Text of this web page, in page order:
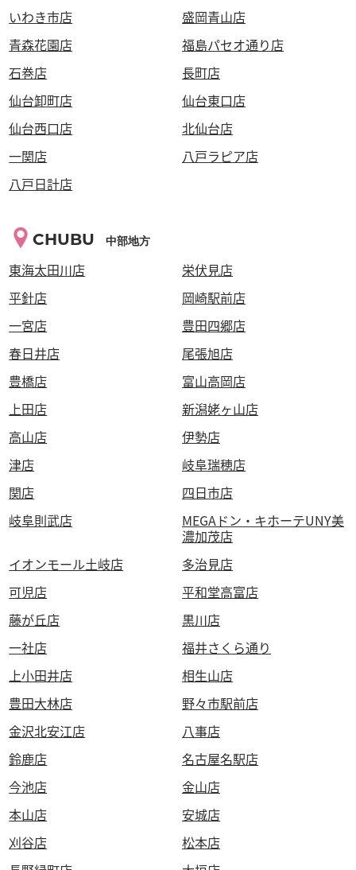
いわき市店
盛岡青山店
青森花園店
福島パセオ通り店
石巻店
長町店
仙台卸町店
仙台東口店
仙台西口店
北仙台店
一関店
八戸ラピア店
八戸日計店
CHUBU 中部地方
東海太田川店
栄伏見店
平針店
岡崎駅前店
一宮店
豊田四郷店
春日井店
尾張旭店
豊橋店
富山高岡店
上田店
新潟姥ヶ山店
高山店
伊勢店
津店
岐阜瑞穂店
関店
四日市店
岐阜則武店
MEGAドン・キホーテUNY美
濃加茂店
イオンモール土岐店
多治見店
可児店
平和堂高富店
藤が丘店
黒川店
一社店
福井さくら通り
上小田井店
相生山店
豊田大林店
野々市駅前店
金沢北安江店
八事店
鈴鹿店
名古屋名駅店
今池店
金山店
本山店
安城店
刈谷店
松本店